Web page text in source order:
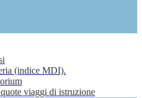
(indice MDI).
viaggi di istruzione